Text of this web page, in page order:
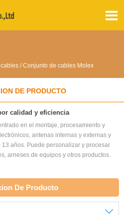

/Conjunto de cables Molex
DE PRODUCTO
calidad y eficiencia
en el montaje, procesamiento y
antenas internas y externas y
años. Puede personalizar y procesar
arneses de equipos y otros productos.
De Producto
